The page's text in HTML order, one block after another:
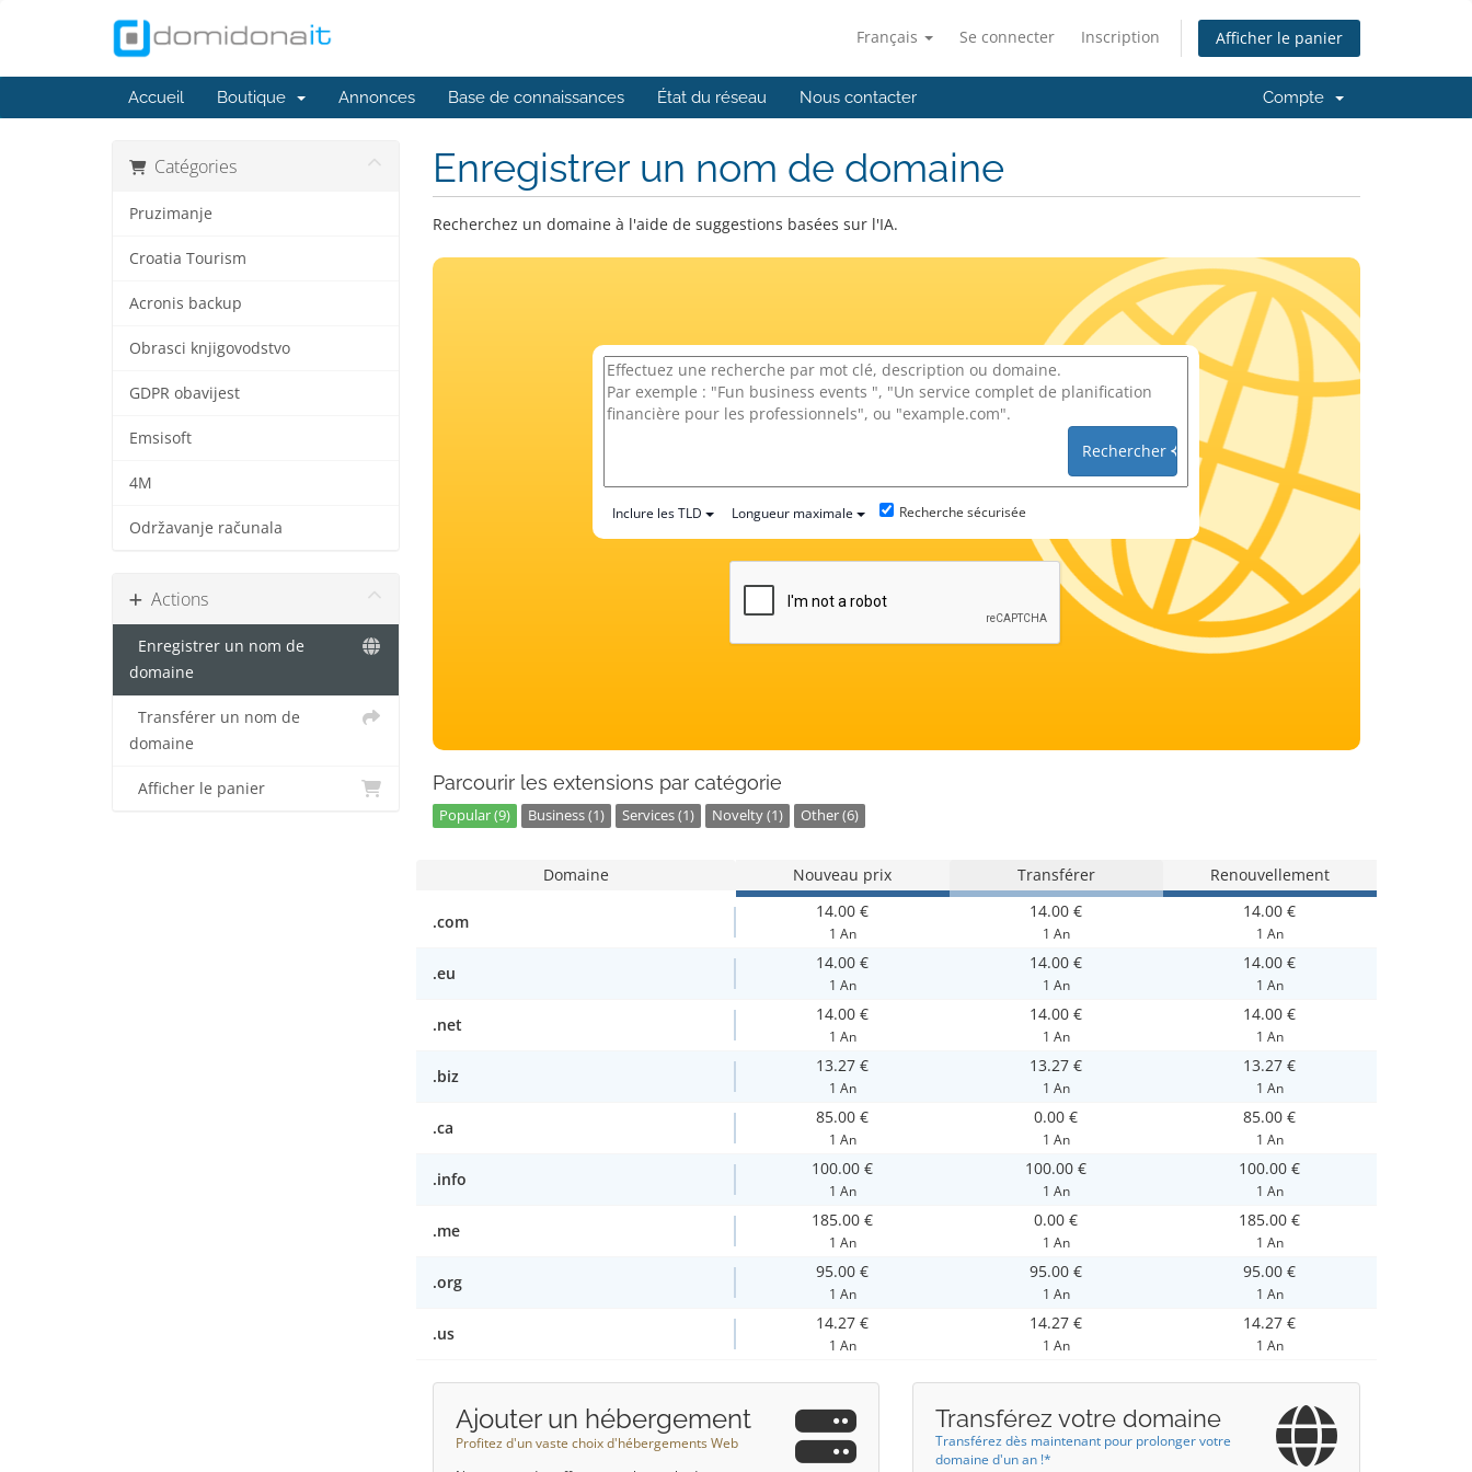
Français Se connecter Inscription Afficher le panier
Accueil Boutique Annonces Base de connaissances État du réseau Nous contacter Compte
Catégories
Pruzimanje
Croatia Tourism
Acronis backup
Obrasci knjigovodstvo
GDPR obavijest
Emsisoft
4M
Održavanje računala
Actions
Enregistrer un nom de
domaine
Transférer un nom de
domaine
Afficher le panier
Enregistrer un nom de domaine
Recherchez un domaine à l'aide de suggestions basées sur l'IA.
Rechercher
Inclure les TLD Longueur maximale Recherche sécurisée
Parcourir les extensions par catégorie
Popular (9) Business (1) Services (1) Novelty (1) Other (6)
Domaine Nouveau prix Transférer Renouvellement
.com
14.00 €
1 An
14.00 €
1 An
14.00 €
1 An
.eu
14.00 €
1 An
14.00 €
1 An
14.00 €
1 An
.net
14.00 €
1 An
14.00 €
1 An
14.00 €
1 An
.biz
13.27 €
1 An
13.27 €
1 An
13.27 €
1 An
.ca
85.00 €
1 An
0.00 €
1 An
85.00 €
1 An
.info
100.00 €
1 An
100.00 €
1 An
100.00 €
1 An
.me
185.00 €
1 An
0.00 €
1 An
185.00 €
1 An
.org
95.00 €
1 An
95.00 €
1 An
95.00 €
1 An
.us
14.27 €
1 An
14.27 €
1 An
14.27 €
1 An
Ajouter un hébergement
Profitez d'un vaste choix d'hébergements Web
Transférez votre domaine
Transférez dès maintenant pour prolonger votre
domaine d'un an !*